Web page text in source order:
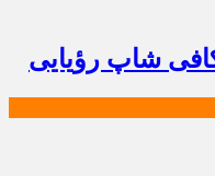
شاپ رؤیایی